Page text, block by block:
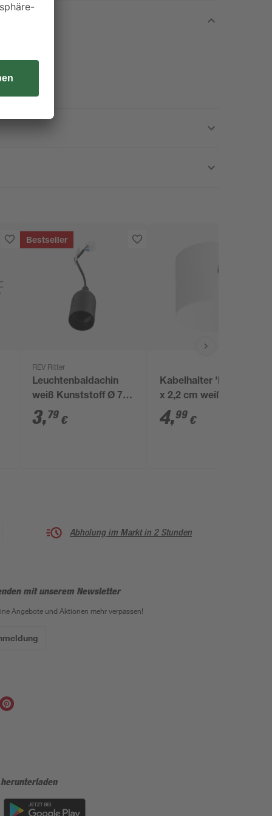
Bestseller
REV Ritter
Leuchtenbaldachin
weiß Kunststoff Ø 7 x
2,4 cm
3,79 €
Kabelhalter 'Dot' 2 x 2
x 2,2 cm weiß
4,99 €
Abholung im Markt in 2 Stunden
mit unserem Newsletter
Angebote und Aktionen mehr verpassen!